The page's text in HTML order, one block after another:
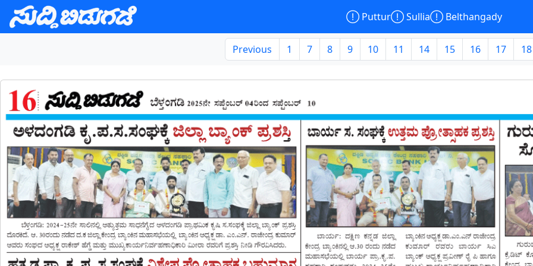
 PutturSullia Belthangady
Previous 1 7 8 9 10 11 14 15 16 17 18